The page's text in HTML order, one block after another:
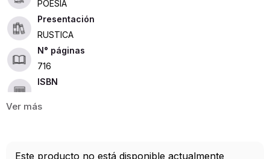
POESIA
Presentación
RUSTICA
716
ISBN
Editorial
Este producto no está disponible actualmente